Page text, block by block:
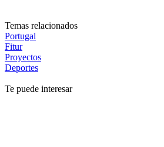
Temas relacionados
Portugal
Fitur
Proyectos
Deportes
Te puede interesar